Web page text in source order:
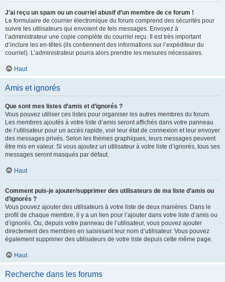
J’ai reçu un spam ou un courriel abusif d’un membre de ce forum !
Le formulaire de courrier électronique du forum comprend des sécurités pour
suivre les utilisateurs qui envoient de tels messages. Envoyez à
l’administrateur une copie complète du courriel reçu. Il est très important
d’inclure les en-têtes (ils contiennent des informations sur l’expéditeur du
courriel). L’administrateur pourra alors prendre les mesures nécessaires.
Haut
Amis et ignorés
Que sont mes listes d’amis et d’ignorés ?
Vous pouvez utiliser ces listes pour organiser les autres membres du forum.
Les membres ajoutés à votre liste d’amis seront affichés dans votre panneau
de l’utilisateur pour un accès rapide, voir leur état de connexion et leur envoyer
des messages privés. Selon les thèmes graphiques, leurs messages peuvent
être mis en valeur. Si vous ajoutez un utilisateur à votre liste d’ignorés, tous ses
messages seront masqués par défaut.
Haut
Comment puis-je ajouter/supprimer des utilisateurs de ma liste d’amis ou
d’ignorés ?
Vous pouvez ajouter des utilisateurs à votre liste de deux manières. Dans le
profil de chaque membre, il y a un lien pour l’ajouter dans votre liste d’amis ou
d’ignorés. Ou, depuis votre panneau de l’utilisateur, vous pouvez ajouter
directement des membres en saisissant leur nom d’utilisateur. Vous pouvez
également supprimer des utilisateurs de votre liste depuis cette même page.
Haut
Recherche dans les forums